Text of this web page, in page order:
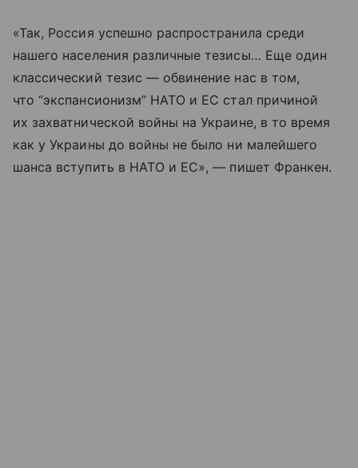
«Так, Россия успешно распространила среди
нашего населения различные тезисы… Еще один
классический тезис — обвинение нас в том,
что “экспансионизм” НАТО и ЕС стал причиной
их захватнической войны на Украине, в то время
как у Украины до войны не было ни малейшего
шанса вступить в НАТО и ЕС», — пишет Франкен.